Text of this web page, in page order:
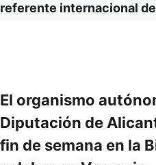
referente internacional
El organismo
Diputación de
fin de semana en la